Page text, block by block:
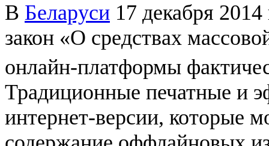
В Беларуси 17 декабря
закон «О средствах
онлайн-платформы
Традиционные печатные и
интернет-версии, которые